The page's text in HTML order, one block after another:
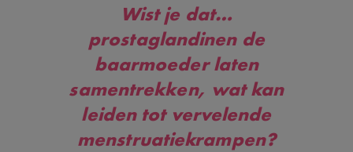
Wist je dat…
prostaglandinen de
baarmoeder laten
samentrekken, wat kan
leiden tot vervelende
menstruatiekrampen?